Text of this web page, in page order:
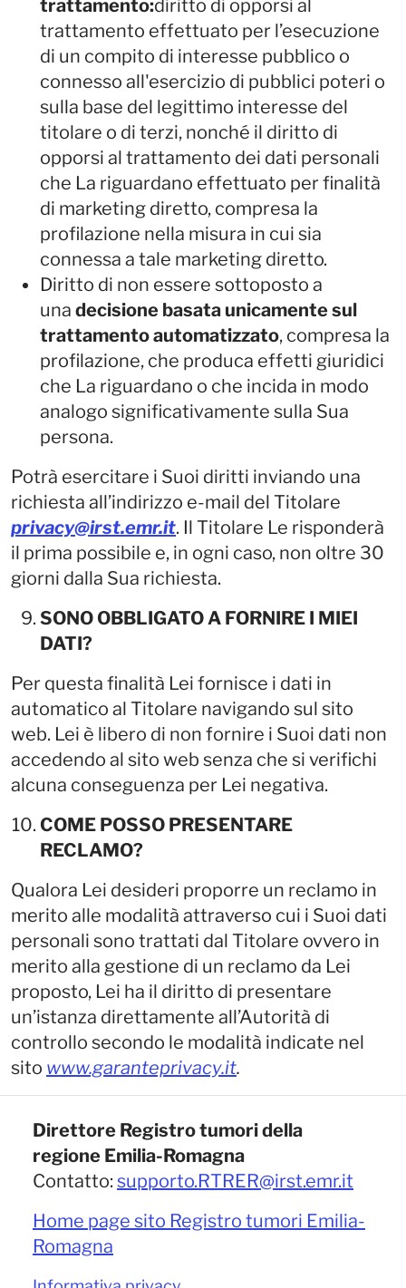
trattamento:diritto di opporsi al
trattamento effettuato per l’esecuzione
di un compito di interesse pubblico o
connesso all'esercizio di pubblici poteri o
sulla base del legittimo interesse del
titolare o di terzi, nonché il diritto di
opporsi al trattamento dei dati personali
che La riguardano effettuato per finalità
di marketing diretto, compresa la
profilazione nella misura in cui sia
connessa a tale marketing diretto.
Diritto di non essere sottoposto a
una decisione basata unicamente sul
trattamento automatizzato, compresa la
profilazione, che produca effetti giuridici
che La riguardano o che incida in modo
analogo significativamente sulla Sua
persona.
Potrà esercitare i Suoi diritti inviando una
richiesta all’indirizzo e-mail del Titolare
privacy@irst.emr.it. Il Titolare Le risponderà
il prima possibile e, in ogni caso, non oltre 30
giorni dalla Sua richiesta.
SONO OBBLIGATO A FORNIRE I MIEI
DATI?
Per questa finalità Lei fornisce i dati in
automatico al Titolare navigando sul sito
web. Lei è libero di non fornire i Suoi dati non
accedendo al sito web senza che si verifichi
alcuna conseguenza per Lei negativa.
COME POSSO PRESENTARE
RECLAMO?
Qualora Lei desideri proporre un reclamo in
merito alle modalità attraverso cui i Suoi dati
personali sono trattati dal Titolare ovvero in
merito alla gestione di un reclamo da Lei
proposto, Lei ha il diritto di presentare
un’istanza direttamente all’Autorità di
controllo secondo le modalità indicate nel
sito www.garanteprivacy.it.
Direttore Registro tumori della
regione Emilia-Romagna
Contatto: supporto.RTRER@irst.emr.it
Home page sito Registro tumori Emilia-
Romagna